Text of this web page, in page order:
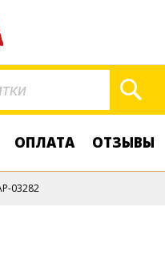
ОПЛАТА ОТЗЫВЫ
03282